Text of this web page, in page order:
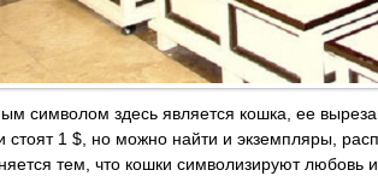
символом здесь является кошка, ее
1 $, но можно найти и экземпляры,
тем, что кошки символизируют